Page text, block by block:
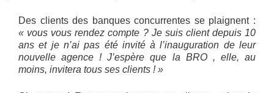
Des clients des banques concurrentes se plaignent :
« vous vous rendez compte ? Je suis client depuis 10
ans et je n’ai pas été invité à l’inauguration de leur
nouvelle agence ! J’espère que la BRO , elle, au
moins, invitera tous ses clients ! »